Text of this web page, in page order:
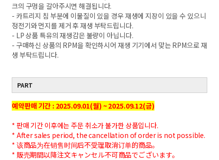
크의 구멍을 갈아주시면 해결됩니다.
- 카트리지 침 부분에 이물질이 있을 경우 재생에 지장이 있을 수 있으니
정전기와 먼지를 제거 후 재생 부탁드립니다.
- LP 상품 특유의 재생감은 불량이 아닙니다.
- 구매하신 상품의 RPM을 확인하시어 재생 기기에서 맞는 RPM으로 재
생 부탁드립니다.
PART
예약판매 기간 : 2025.09.01(월) ~ 2025.09.12(금)
* 판매 기간 이후에는 주문 취소가 불가한 상품입니다.
* After sales period, the cancellation of order is not possible.
* 该商品为在销售时间后不受理取消订单的商品。
* 販売期間以降注文キャンセル不可商品でございます。